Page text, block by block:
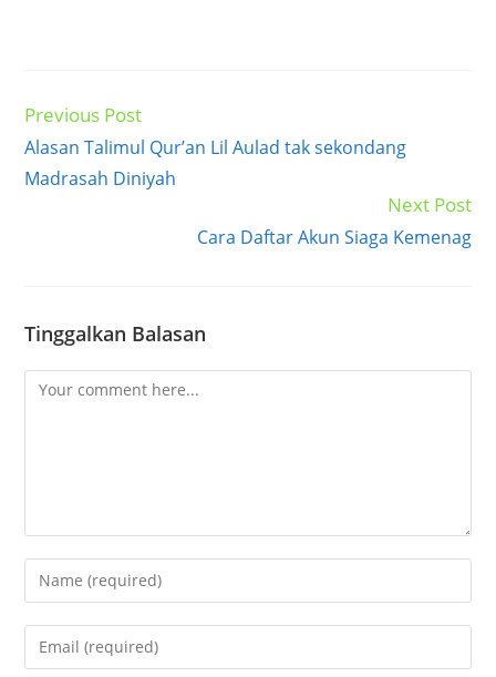
Read
articles
Previous Post
Alasan Talimul Qur’an Lil Aulad tak sekondang
Madrasah Diniyah
Next Post
Cara Daftar Akun Siaga Kemenag
Tinggalkan Balasan
Comment
Enter
your
name
Enter
your